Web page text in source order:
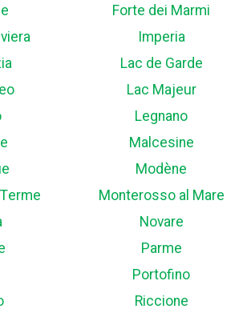
Forte dei Marmi
Imperia
Lac de Garde
Lac Majeur
Legnano
Malcesine
Modène
Monterosso al Mare
Novare
Parme
Portofino
Riccione